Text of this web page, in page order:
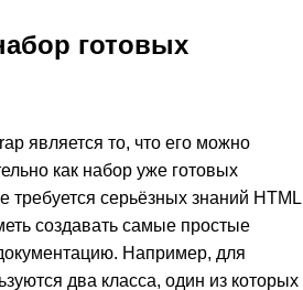
готовых
является то, что его можно
как набор уже готовых
требуется серьёзных знаний HTML
создавать самые простые
Например, для
два класса, один из которых